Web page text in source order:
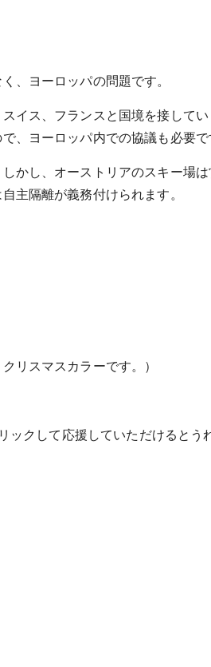
、ヨーロッパの問題です。
イス、フランスと国境を接して
、ヨーロッパ内での協議も必要で
かし、オーストリアのスキー場
主隔離が義務付けられます。
リスマスカラーです。）
クして応援していただけるとう